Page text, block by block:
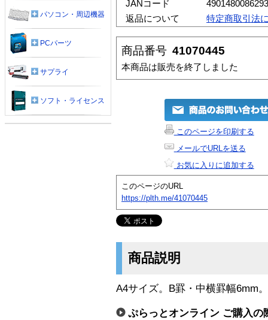
JANコード
4901480086293
返品について
特定商取引法
商品番号 41070445
本商品は販売を終了しました
このページを印刷する
メールでURLを送る
お気に入りに追加する
このページのURL
https://plth.me/41070445
商品説明
A4サイズ。B罫・中横罫幅6mm。
ぷらっとオンライン ご購入の
パソコン・周辺機器
PCパーツ
サプライ
ソフト・ライセンス